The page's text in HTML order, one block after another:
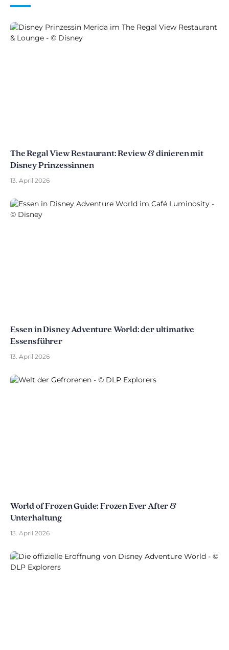
The Regal View Restaurant: Review & dinieren mit
Disney Prinzessinnen
13. April 2026
Essen in Disney Adventure World: der ultimative
Essensführer
13. April 2026
World of Frozen Guide: Frozen Ever After &
Unterhaltung
13. April 2026